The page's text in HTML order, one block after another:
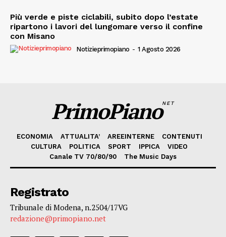
Più verde e piste ciclabili, subito dopo l’estate
ripartono i lavori del lungomare verso il confine
con Misano
Notizieprimopiano - 1 Agosto 2026
PrimoPianoNET
ECONOMIA ATTUALITA’ AREEINTERNE
CONTENUTI
CULTURA
POLITICA SPORT IPPICA
VIDEO
Canale TV 70/80/90
The Music Days
Registrato
Tribunale di Modena, n.2504/17VG
redazione@primopiano.net